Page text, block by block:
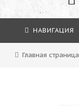
НАВИГАЦИЯ
Главная страница